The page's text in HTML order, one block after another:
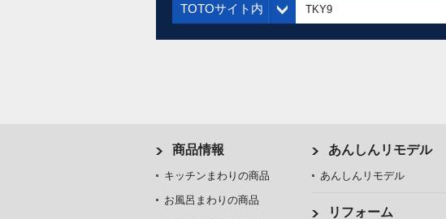
TOTOサイト内
商品情報
キッチンまわりの商品
お風呂まわりの商品
あんしんリモデル
あんしんリモデル
リフォーム